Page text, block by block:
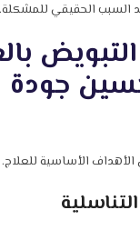
السبب الحقيقي للمشكلة.
جودة
الأساسية للعلاج.